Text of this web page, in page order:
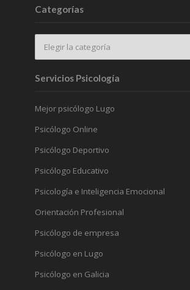
Categorías
Servicios Psicología
Mejor psicólogo Lugo
Psicólogo Online
Psicólogo Deportivo
Psicólogo Educativo
Psicología e Inteligencia Emocional
Orientación Profesional
Psicólogo de empresa
Psicólogo en Lugo
Psicólogo en Galicia